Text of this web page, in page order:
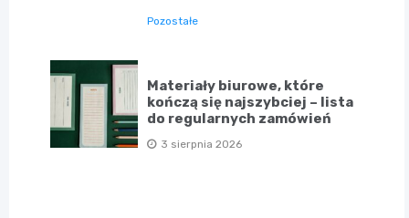
Pozostałe
Materiały biurowe, które
kończą się najszybciej – lista
do regularnych zamówień
3 sierpnia 2026